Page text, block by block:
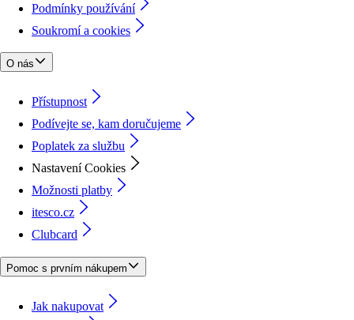
Podmínky používání
Soukromí a cookies
O nás
Přístupnost
Podívejte se, kam doručujeme
Poplatek za službu
Nastavení Cookies
Možnosti platby
itesco.cz
Clubcard
Pomoc s prvním nákupem
Jak nakupovat